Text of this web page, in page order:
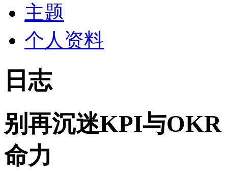
主题
个人资料
日志
别再沉迷KPI与OKR
命力